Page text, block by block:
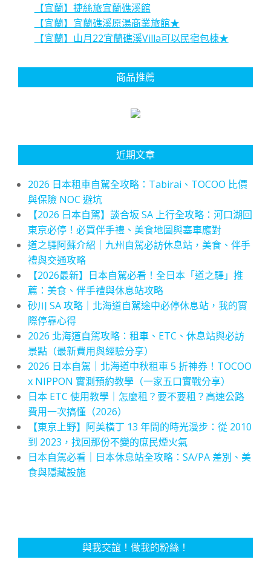
【宜蘭】捷絲旅宜蘭礁溪館
【宜蘭】宜蘭礁溪原湯商業旅館★
【宜蘭】山月22宜蘭礁溪Villa可以民宿包棟★
商品推薦
近期文章
2026 日本租車自駕全攻略：Tabirai、TOCOO 比價
與保險 NOC 避坑
【2026 日本自駕】談合坂 SA 上行全攻略：河口湖回
東京必停！必買伴手禮、美食地圖與塞車應對
道之驛阿蘇介紹｜九州自駕必訪休息站，美食、伴手
禮與交通攻略
【2026最新】日本自駕必看！全日本「道之驛」推
薦：美食、伴手禮與休息站攻略
砂川 SA 攻略｜北海道自駕途中必停休息站，我的實
際停靠心得
2026 北海道自駕攻略：租車、ETC、休息站與必訪
景點（最新費用與經驗分享）
2026 日本自駕｜北海道中秋租車 5 折神券！TOCOO
x NIPPON 實測預約教學（一家五口實戰分享）
日本 ETC 使用教學｜怎麼租？要不要租？高速公路
費用一次搞懂（2026）
【東京上野】阿美橫丁 13 年間的時光漫步：從 2010
到 2023，找回那份不變的庶民煙火氣
日本自駕必看｜日本休息站全攻略：SA/PA 差別、美
食與隱藏設施
與我交誼！做我的粉絲！